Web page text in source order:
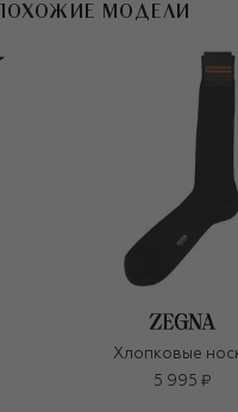
ПОХОЖИЕ МОДЕЛИ
Хлопковые
5 995 ₽